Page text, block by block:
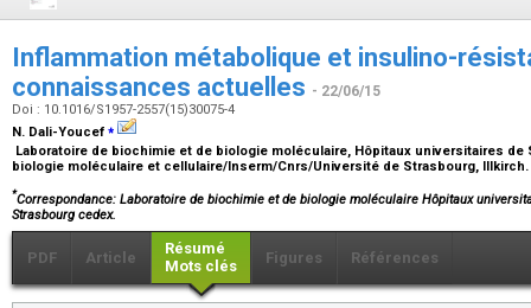
Inflammation métabolique et insulino-
connaissances actuelles - 22/06/15
Doi : 10.1016/S1957-2557(15)30075-4
N. Dali-Youcef ⁎
Laboratoire de biochimie et de biologie moléculaire, Hôpitaux universitaires
biologie moléculaire et cellulaire/Inserm/Cnrs/Université de Strasbourg, Illkirch.
*Correspondance: Laboratoire de biochimie et de biologie moléculaire Hôpitaux
Strasbourg cedex.
PDF Article
Résumé
Mots clés
Figures Références